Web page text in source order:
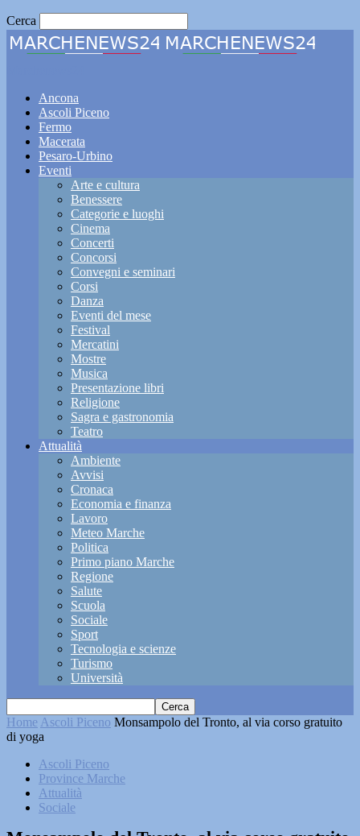
Cerca
Ancona
Ascoli Piceno
Fermo
Macerata
Pesaro-Urbino
Eventi
Arte e cultura
Benessere
Categorie e luoghi
Cinema
Concerti
Concorsi
Convegni e seminari
Corsi
Danza
Eventi del mese
Festival
Mercatini
Mostre
Musica
Presentazione libri
Religione
Sagra e gastronomia
Teatro
Attualità
Ambiente
Avvisi
Cronaca
Economia e finanza
Lavoro
Meteo Marche
Politica
Primo piano Marche
Regione
Salute
Scuola
Sociale
Sport
Tecnologia e scienze
Turismo
Università
Home Ascoli Piceno Monsampolo del Tronto, al via corso gratuito
di yoga
Ascoli Piceno
Province Marche
Attualità
Sociale